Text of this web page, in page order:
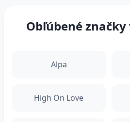
Obľúbené
Alpa
High On Love